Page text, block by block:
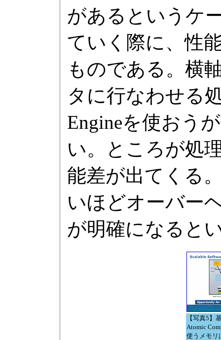
があるというケ
ていく際に、性
ものである。横
タに行なわせる
Engineを使おう
い。ところが処
能差が出てくる
いほどオーバー
が明確になると
【写真5】
Atomic
使うメモリ